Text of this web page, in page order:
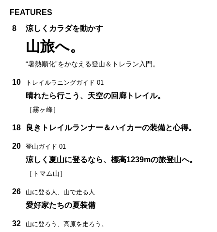
FEATURES
8
涼しくカラダを動かす
山旅へ。
“暑熱順化”をかなえる登山＆トレラン入門。
10 トレイルラニングガイド 01
晴れたら行こう、天空の回廊トレイル。
［霧ヶ峰］
18 良きトレイルランナー＆ハイカーの装備と心得。
20 登山ガイド 01
涼しく夏山に登るなら、標高1239mの旅登山へ。
［トマム山］
26 山に登る人、山で走る人
愛好家たちの夏装備
32 山に登ろう、高原を走ろう。